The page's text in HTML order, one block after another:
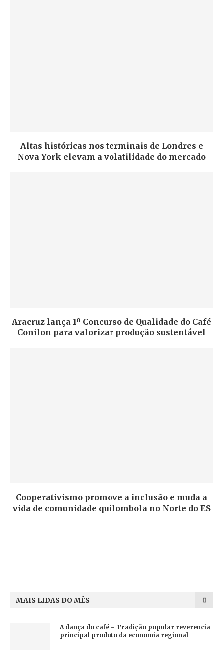
Altas históricas nos terminais de Londres e
Nova York elevam a volatilidade do mercado
Aracruz lança 1º Concurso de Qualidade do Café
Conilon para valorizar produção sustentável
Cooperativismo promove a inclusão e muda a
vida de comunidade quilombola no Norte do ES
MAIS LIDAS DO MÊS
A dança do café – Tradição popular reverencia
principal produto da economia regional